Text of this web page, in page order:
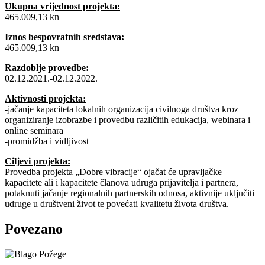
Ukupna vrijednost projekta:
465.009,13 kn
Iznos bespovratnih sredstava:
465.009,13 kn
Razdoblje provedbe:
02.12.2021.-02.12.2022.
Aktivnosti projekta:
-jačanje kapaciteta lokalnih organizacija civilnoga društva kroz
organiziranje izobrazbe i provedbu različitih edukacija, webinara i
online seminara
-promidžba i vidljivost
Ciljevi projekta:
Provedba projekta „Dobre vibracije“ ojačat će upravljačke
kapacitete ali i kapacitete članova udruga prijavitelja i partnera,
potaknuti jačanje regionalnih partnerskih odnosa, aktivnije uključiti
udruge u društveni život te povećati kvalitetu života društva.
Povezano